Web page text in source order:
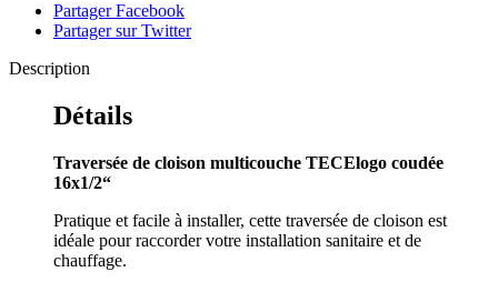
Partager Facebook
Partager sur Twitter
Description
Détails
Traversée de cloison multicouche TECElogo coudée
16x1/2“
Pratique et facile à installer, cette traversée de cloison est
idéale pour raccorder votre installation sanitaire et de
chauffage.